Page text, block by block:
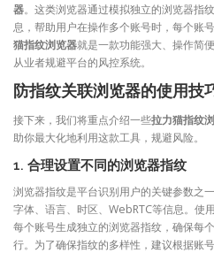
器。这类浏览器通过模拟独立的浏览器指
息，帮助用户在操作多个账号时，每个账
猫指纹浏览器就是一款功能强大、操作简
从业者规避平台的风控系统。
防指纹关联浏览器的使用技
接下来，我们将重点介绍一些拉力猫指纹
助你最大化地利用这款工具，规避风险。
1. 合理设置不同的浏览器指纹
浏览器指纹是平台识别用户的关键参数之
字体、语言、时区、WebRTC等信息。使
每个账号生成独立的浏览器指纹，确保每
行。为了确保指纹的多样性，建议根据账